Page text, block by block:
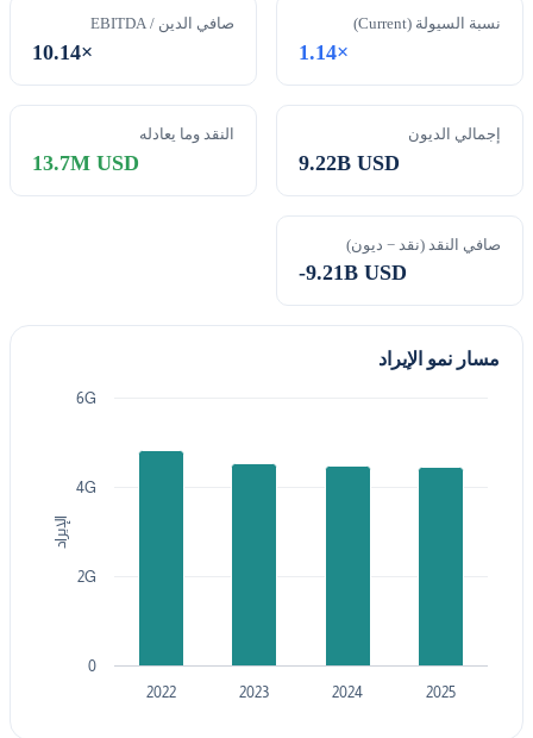
نسبة السيولة (Current)
1.14×
صافي الدين / EBITDA
10.14×
إجمالي الديون
9.22B USD
النقد وما يعادله
13.7M USD
صافي النقد (نقد − ديون)
-9.21B USD
مسار نمو الإيراد
الإيراد
2022 2023 2024 2025
0
2G
4G
6G